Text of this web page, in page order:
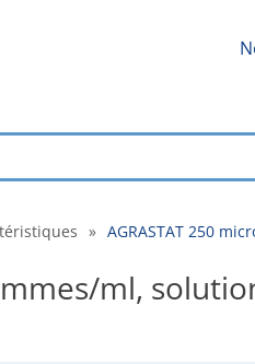
» AGRASTAT 250
ml,